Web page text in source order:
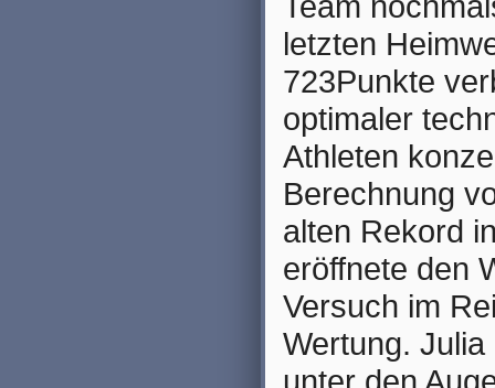
letzten
723Punkte
optimaler
Athleten
Berechnung
alten Rekord
eröffnete den
Versuch im
Wertung.